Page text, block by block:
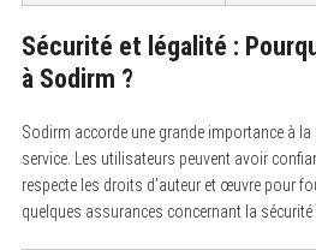
Sécurité et légalité :
à Sodirm ?
Sodirm accorde une grande importance à
service. Les utilisateurs peuvent avoir
respecte les droits d’auteur et œuvre pour
quelques assurances concernant la sécurité